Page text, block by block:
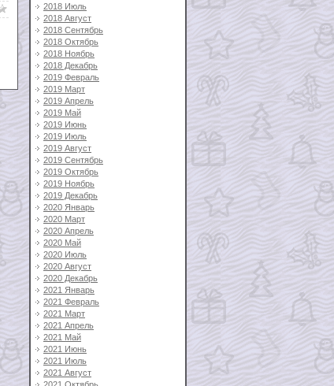
2018 Июль
2018 Август
2018 Сентябрь
2018 Октябрь
2018 Ноябрь
2018 Декабрь
2019 Февраль
2019 Март
2019 Апрель
2019 Май
2019 Июнь
2019 Июль
2019 Август
2019 Сентябрь
2019 Октябрь
2019 Ноябрь
2019 Декабрь
2020 Январь
2020 Март
2020 Апрель
2020 Май
2020 Июль
2020 Август
2020 Декабрь
2021 Январь
2021 Февраль
2021 Март
2021 Апрель
2021 Май
2021 Июнь
2021 Июль
2021 Август